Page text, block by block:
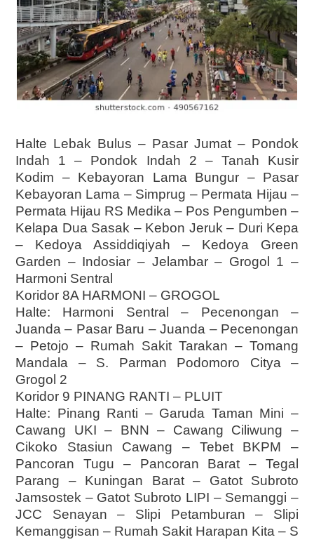
Halte Lebak Bulus – Pasar Jumat – Pondok
Indah 1 – Pondok Indah 2 – Tanah Kusir
Kodim – Kebayoran Lama Bungur – Pasar
Kebayoran Lama – Simprug – Permata Hijau –
Permata Hijau RS Medika – Pos Pengumben –
Kelapa Dua Sasak – Kebon Jeruk – Duri Kepa
– Kedoya Assiddiqiyah – Kedoya Green
Garden – Indosiar – Jelambar – Grogol 1 –
Harmoni Sentral
Koridor 8A HARMONI – GROGOL
Halte: Harmoni Sentral – Pecenongan –
Juanda – Pasar Baru – Juanda – Pecenongan
– Petojo – Rumah Sakit Tarakan – Tomang
Mandala – S. Parman Podomoro Citya –
Grogol 2
Koridor 9 PINANG RANTI – PLUIT
Halte: Pinang Ranti – Garuda Taman Mini –
Cawang UKI – BNN – Cawang Ciliwung –
Cikoko Stasiun Cawang – Tebet BKPM –
Pancoran Tugu – Pancoran Barat – Tegal
Parang – Kuningan Barat – Gatot Subroto
Jamsostek – Gatot Subroto LIPI – Semanggi –
JCC Senayan – Slipi Petamburan – Slipi
Kemanggisan – Rumah Sakit Harapan Kita – S